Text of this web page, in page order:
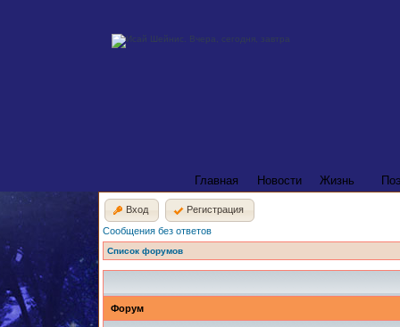
Главная Новости Жизнь
Вход
Регистрация
Сообщения без ответов
Список форумов
Форум